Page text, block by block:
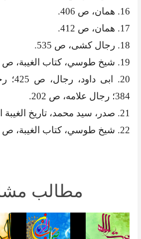
16. همان، ص 406.
17. همان، ص 412.
18. رجال کشی، ص 535.
19. شيخ طوسي، كتاب الغيبة، ص 353.
20.
384؛ رجال علامه، ص 202.
21. صدر، سيد محمد، تاريخ الغيبة الصغری، ص 502.
22. شيخ طوسي، كتاب الغيبة، ص 353.
مطالب